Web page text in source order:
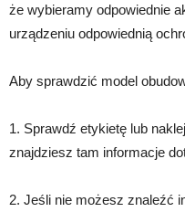
że wybieramy odpowiednie
urządzeniu odpowiednią
Aby sprawdzić model
1. Sprawdź etykietę lub
znajdziesz tam informacje
2. Jeśli nie możesz znaleźć